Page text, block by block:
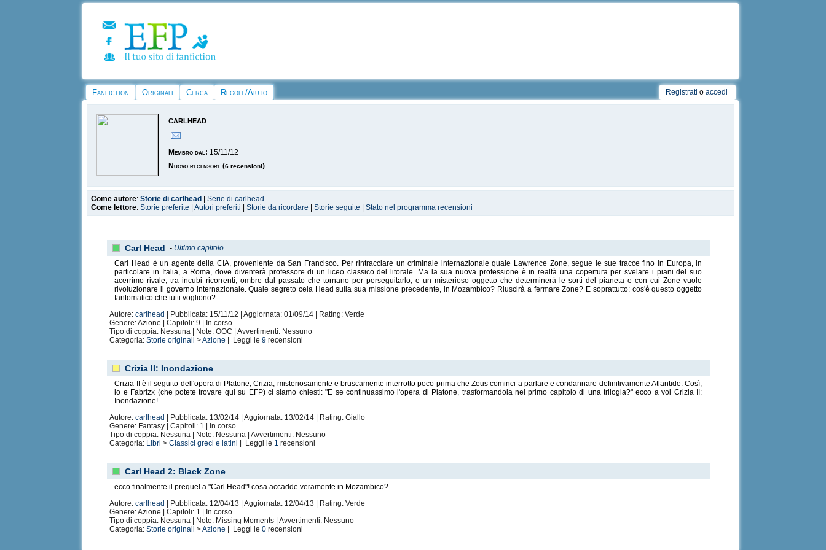
Fanfiction Originali Cerca Regole/Aiuto Registrati o accedi
carlhead
Membro dal: 15/11/12
Nuovo recensore (6 recensioni)
Come autore:Storie di carlhead |Serie di carlhead
Come lettore:Storie preferite |Autori preferiti |Storie da ricordare |Storie seguite |Stato nel programma recensioni
Carl Head - Ultimo capitolo
Carl Head è un agente della CIA, proveniente da San Francisco. Per rintracciare un criminale internazionale quale Lawrence Zone, segue le sue tracce fino in Europa, in
particolare in Italia, a Roma, dove diventerà professore di un liceo classico del litorale. Ma la sua nuova professione è in realtà una copertura per svelare i piani del suo
acerrimo rivale, tra incubi ricorrenti, ombre dal passato che tornano per perseguitarlo, e un misterioso oggetto che determinerà le sorti del pianeta e con cui Zone vuole
rivoluzionare il governo internazionale. Quale segreto cela Head sulla sua missione precedente, in Mozambico? Riuscirà a fermare Zone? E soprattutto: cos'è questo oggetto
fantomatico che tutti vogliono?
Autore:carlhead
| Pubblicata: 15/11/12 | Aggiornata: 01/09/14 | Rating: Verde
Genere: Azione | Capitoli: 9 | In corso
Tipo di coppia: Nessuna | Note: OOC | Avvertimenti: Nessuno
Categoria:Storie originali >Azione | Leggi le9 recensioni
Crizia II: Inondazione
Crizia II è il seguito dell'opera di Platone, Crizia, misteriosamente e bruscamente interrotto poco prima che Zeus cominci a parlare e condannare definitivamente Atlantide. Così,
io e Fabrizx (che potete trovare qui su EFP) ci siamo chiesti: "E se continuassimo l'opera di Platone, trasformandola nel primo capitolo di una trilogia?" ecco a voi Crizia II:
Inondazione!
Autore:carlhead
| Pubblicata: 13/02/14 | Aggiornata: 13/02/14 | Rating: Giallo
Genere: Fantasy | Capitoli: 1 | In corso
Tipo di coppia: Nessuna | Note: Nessuna | Avvertimenti: Nessuno
Categoria: Libri >Classici greci e latini | Leggi le 1 recensioni
Carl Head 2: Black Zone
ecco finalmente il prequel a "Carl Head"! cosa accadde veramente in Mozambico?
Autore:carlhead
| Pubblicata: 12/04/13 | Aggiornata: 12/04/13 | Rating: Verde
Genere: Azione | Capitoli: 1 | In corso
Tipo di coppia: Nessuna | Note: Missing Moments | Avvertimenti: Nessuno
Categoria:Storie originali >Azione | Leggi le0 recensioni